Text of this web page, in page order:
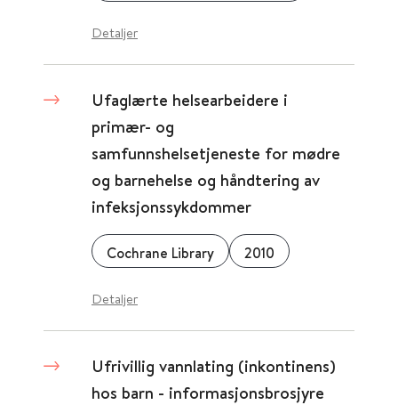
Detaljer
Ufaglærte helsearbeidere i
primær- og
samfunnshelsetjeneste for mødre
og barnehelse og håndtering av
infeksjonssykdommer
Cochrane Library 2010
Detaljer
Ufrivillig vannlating (inkontinens)
hos barn - informasjonsbrosjyre